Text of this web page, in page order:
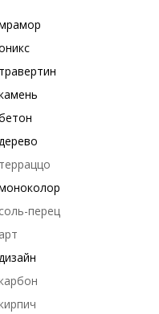
травертин
дерево
терраццо
соль-перец
арт
дизайн